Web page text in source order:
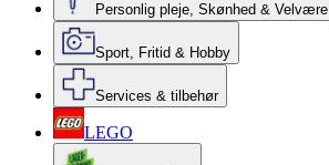
Personlig pleje, Skønhed & Velvære
Sport, Fritid & Hobby
Services & tilbehør
LEGO